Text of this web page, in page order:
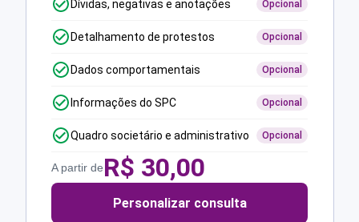
Dívidas, negativas e anotações Opcional
Detalhamento de protestos Opcional
Dados comportamentais Opcional
Informações do SPC Opcional
Quadro societário e administrativo Opcional
A partir deR$ 30,00
Personalizar consulta